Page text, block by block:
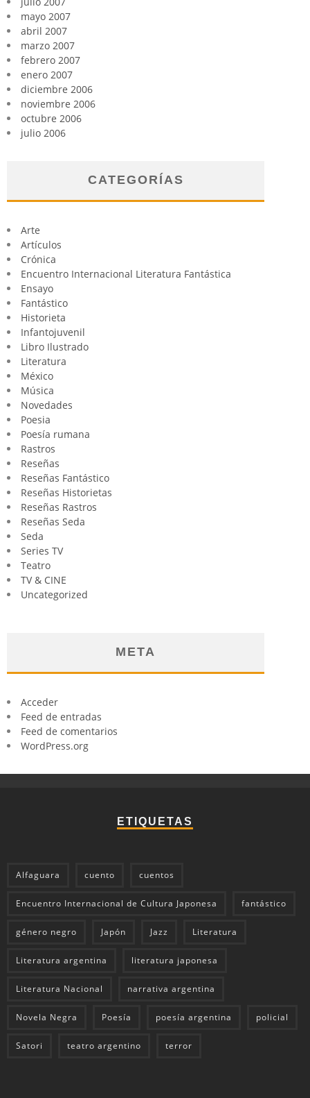
mayo 2007
abril 2007
marzo 2007
febrero 2007
enero 2007
diciembre 2006
noviembre 2006
octubre 2006
julio 2006
CATEGORÍAS
Arte
Artículos
Crónica
Encuentro Internacional Literatura Fantástica
Ensayo
Fantástico
Historieta
Infantojuvenil
Libro Ilustrado
Literatura
México
Música
Novedades
Poesia
Poesía rumana
Rastros
Reseñas
Reseñas Fantástico
Reseñas Historietas
Reseñas Rastros
Reseñas Seda
Seda
Series TV
Teatro
TV & CINE
Uncategorized
META
Acceder
Feed de entradas
Feed de comentarios
WordPress.org
ETIQUETAS
Alfaguara cuento cuentos
Encuentro Internacional de Cultura Japonesa fantástico
género negro Japón Jazz Literatura
Literatura argentina literatura japonesa
Literatura Nacional narrativa argentina
Novela Negra Poesía poesía argentina policial
Satori teatro argentino terror